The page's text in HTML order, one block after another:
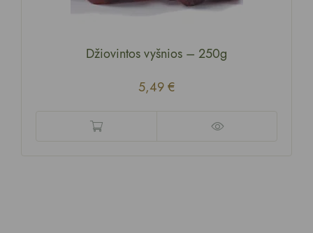
Džiovintos vyšnios – 250g
5,49€